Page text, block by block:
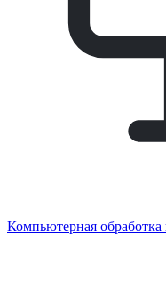
Компьютерная обработка